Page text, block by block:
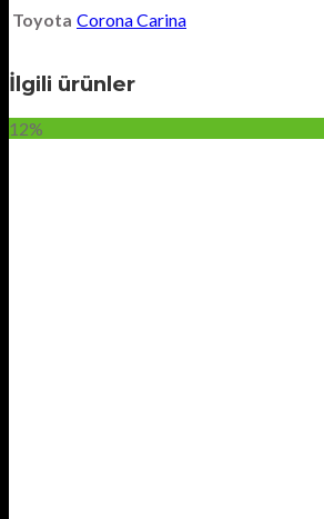
Toyota Corona Carina
İlgili ürünler
12%